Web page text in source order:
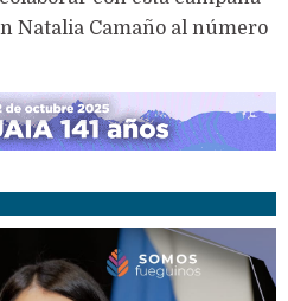
Natalia Camaño al número